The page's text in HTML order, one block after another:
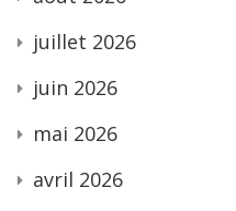
juillet 2026
juin 2026
mai 2026
avril 2026